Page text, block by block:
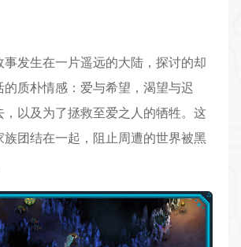
发生在一片遥远的大陆，探讨的却
的质朴情感：爱与希望，渴望与迟
，以及为了拯救至爱之人的牺牲。这
族团结在一起，阻止周遭的世界被黑